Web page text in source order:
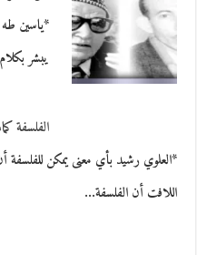
*ياسين
يبشر
الفلسفة
*العلوي رشيد بأي معنى يمكن
اللافت أن الفلسفة…